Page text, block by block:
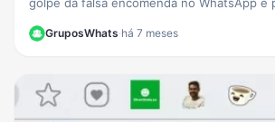
golpe da falsa encomenda no WhatsApp e
dados de links maliciosos e cobranças
GruposWhats·há 7 meses